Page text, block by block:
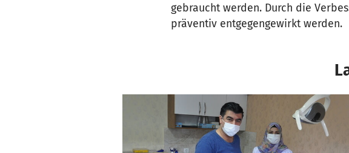
gebraucht werden. Durch die
präventiv entgegengewirkt werden.